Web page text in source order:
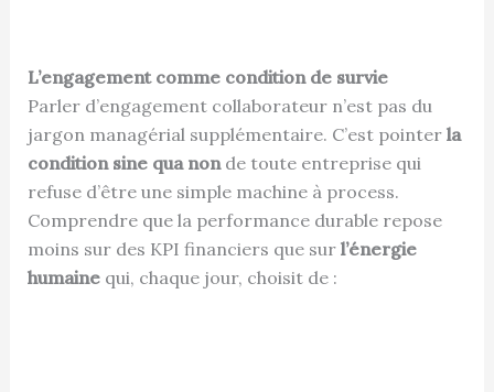
L’engagement comme condition de survie
Parler d’engagement collaborateur n’est pas du
jargon managérial supplémentaire. C’est pointer la
condition sine qua nonde toute entreprise qui
refuse d’être une simple machine à process.
Comprendre que la performance durable repose
moins sur des KPI financiers que sur l’énergie
humainequi, chaque jour, choisit de :